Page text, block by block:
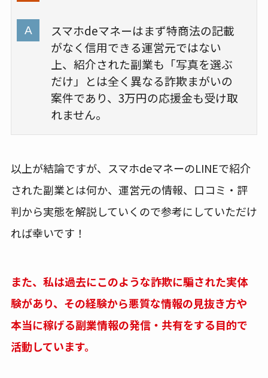
スマホdeマネーはまず特商法の記載
がなく信用できる運営元ではない
上、紹介された副業も「写真を選ぶ
だけ」とは全く異なる詐欺まがいの
案件であり、3万円の応援金も受け取
れません。
以上が結論ですが、スマホdeマネーのLINEで紹介
された副業とは何か、運営元の情報、口コミ・評
判から実態を解説していくので参考にしていただけ
れば幸いです！
また、私は過去にこのような詐欺に騙された実体
験があり、その経験から悪質な情報の見抜き方や
本当に稼げる副業情報の発信・共有をする目的で
活動しています。